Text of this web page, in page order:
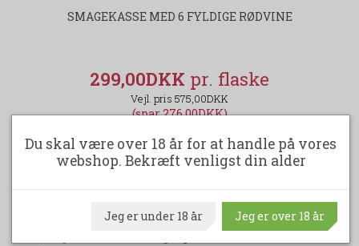
SMAGEKASSE MED 6 FYLDIGE RØDVINE
299,00DKK
575,00DKK
(spar 276,00DKK)
LÆG I KURV
Du skal være over 18 år for at handle på vores
webshop. Bekræft venligst din alder
Jeg er under 18 år Jeg er over 18 år